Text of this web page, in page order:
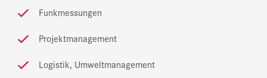
Funkmessungen
Projektmanagement
Logistik, Umweltmanagement